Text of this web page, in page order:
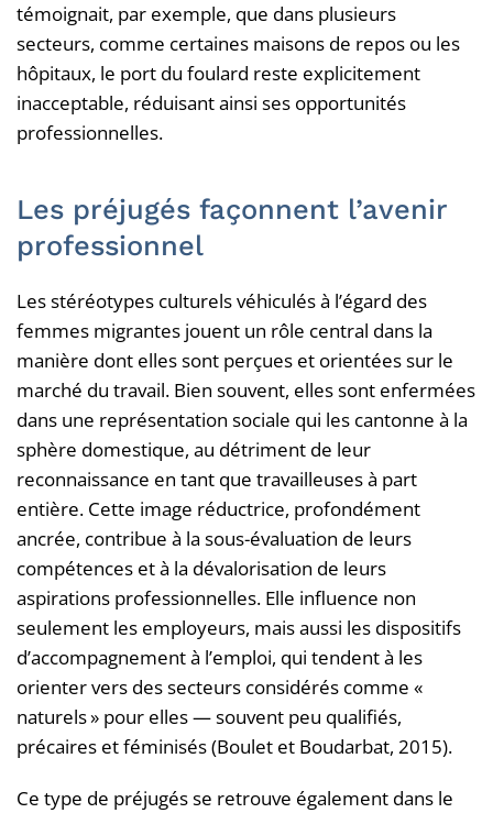
témoignait, par exemple, que dans plusieurs
secteurs, comme certaines maisons de repos ou les
hôpitaux, le port du foulard reste explicitement
inacceptable, réduisant ainsi ses opportunités
professionnelles.
Les préjugés façonnent l’avenir
professionnel
Les stéréotypes culturels véhiculés à l’égard des
femmes migrantes jouent un rôle central dans la
manière dont elles sont perçues et orientées sur le
marché du travail. Bien souvent, elles sont enfermées
dans une représentation sociale qui les cantonne à la
sphère domestique, au détriment de leur
reconnaissance en tant que travailleuses à part
entière. Cette image réductrice, profondément
ancrée, contribue à la sous-évaluation de leurs
compétences et à la dévalorisation de leurs
aspirations professionnelles. Elle influence non
seulement les employeurs, mais aussi les dispositifs
d’accompagnement à l’emploi, qui tendent à les
orienter vers des secteurs considérés comme «
naturels » pour elles — souvent peu qualifiés,
précaires et féminisés (Boulet et Boudarbat, 2015).
Ce type de préjugés se retrouve également dans le